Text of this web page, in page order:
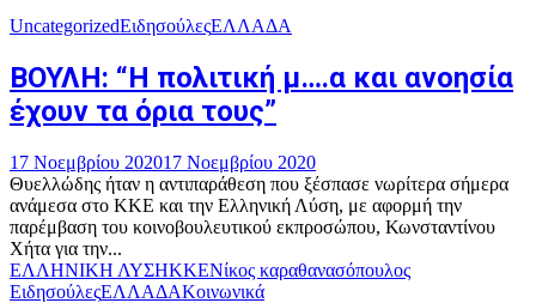
UncategorizedΕιδησούλεςΕΛΛΑΔΑ
ΒΟΥΛΗ: “Η πολιτική μ….α και ανοησία
έχουν τα όρια τους”
17 Νοεμβρίου 202017 Νοεμβρίου 2020
Θυελλώδης ήταν η αντιπαράθεση που ξέσπασε νωρίτερα σήμερα
ανάμεσα στο ΚΚΕ και την Ελληνική Λύση, με αφορμή την
παρέμβαση του κοινοβουλευτικού εκπροσώπου, Κωνσταντίνου
Χήτα για την...
ΕΛΛΗΝΙΚΗ ΛΥΣΗΚΚΕΝίκος καραθανασόπουλος
ΕιδησούλεςΕΛΛΑΔΑΚοινωνικά